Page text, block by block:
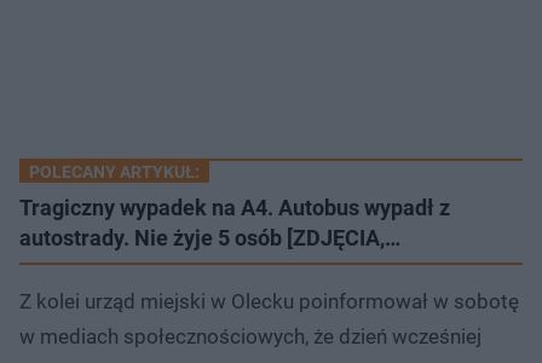
POLECANY ARTYKUŁ:
Tragiczny wypadek na A4. Autobus wypadł z
autostrady. Nie żyje 5 osób [ZDJĘCIA,…
Z kolei urząd miejski w Olecku poinformował w sobotę
w mediach społecznościowych, że dzień wcześniej